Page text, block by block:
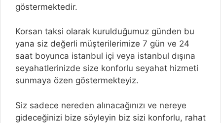
göstermektedir.
Korsan taksi olarak kurulduğumuz günden bu
yana siz değerli müşterilerimize 7 gün ve 24
saat boyunca istanbul içi veya istanbul dışına
seyahatlerinizde size konforlu seyahat hizmeti
sunmaya özen göstermekteyiz.
Siz sadece nereden alınacağınızı ve nereye
gideceğinizi bize söyleyin biz sizi konforlu, rahat